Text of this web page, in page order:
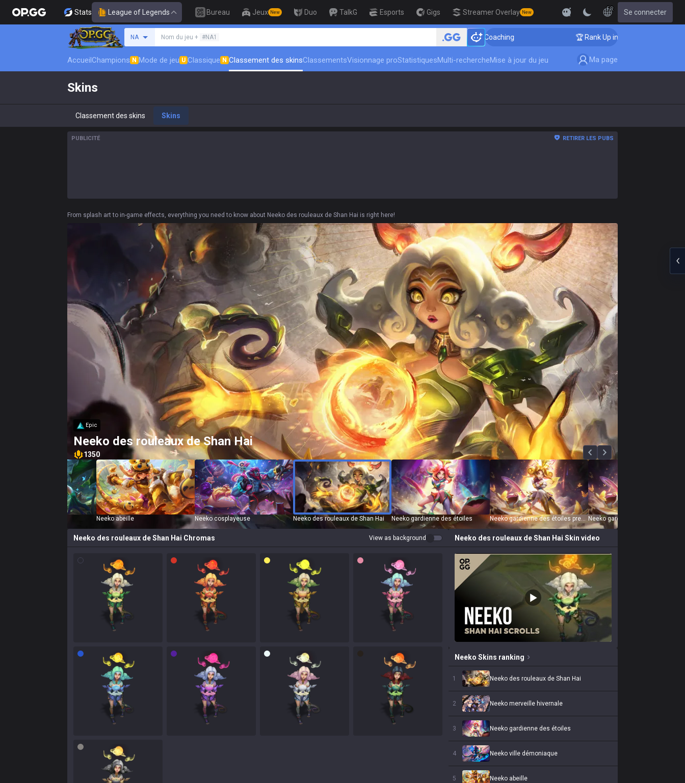
Stats League of Legends Bureau Jeux New Duo TalkG Esports Gigs Streamer Overlay New
FR Se connecter
NA
Rechercher un invocateur
Nom du jeu + #NA1 🏆 Rank Up in 3 Days! Challenger Coaching 🏆 Rank Up in 3 Days! Challenger Coaching
AccueilChampions N Mode de jeu U Classique N Classement des skinsClassementsVisionnage proStatistiquesMulti-rechercheMise à jour du jeu Ma page
Skins
Classement des skins Skins
PUBLICITÉ RETIRER LES PUBS
From splash art to in-game effects, everything you need to know about Neeko des rouleaux de Shan Hai is right here!
Epic
Neeko des rouleaux de Shan Hai
1350
Neeko abeille Neeko cosplayeuse Neeko des rouleaux de Shan Hai Neeko gardienne des étoiles Neeko gardienne des étoiles prestige
Neeko des rouleaux de Shan Hai Chromas View as background Neeko des rouleaux de Shan Hai Skin video
Neeko Skins ranking
1 Neeko des rouleaux de Shan Hai
2 Neeko merveille hivernale
3 Neeko gardienne des étoiles
4 Neeko ville démoniaque
5 Neeko abeille